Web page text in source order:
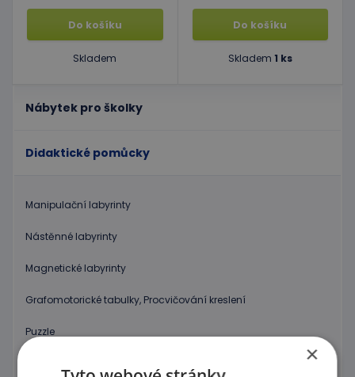
Nábytek pro školky
Didaktické pomůcky
Manipulační labyrinty
Nástěnné labyrinty
Magnetické labyrinty
Grafomotorické tabulky, Procvičování kreslení
Puzzle
Do košíku
Skladem
Do košíku
Skladem 1 ks
×